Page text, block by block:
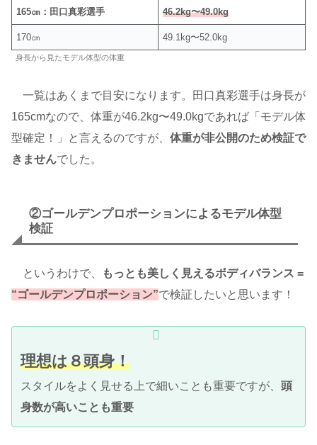
165㎝：田口真彩選手 46.2kg〜49.0kg
170㎝ 49.1kg〜52.0kg
身長から見たモデル体型の体重
一覧はあくまで目安になります。田口真彩選手は身長が
165cmなので、体重が46.2kg〜49.0kgであれば「モデル体
型確定！」と言えるのですが、 体重が非公開のため検証で
きませんでした。
②ゴールデンプロポーションによるモデル体型
検証
というわけで、
もっとも美しく見えるボディバランス =
“ゴールデンプロポーション”で検証したいと思います！
理想は８頭身！
スタイルをよく見せる上で細いことも重要ですが、 頭
身数が高いことも重要